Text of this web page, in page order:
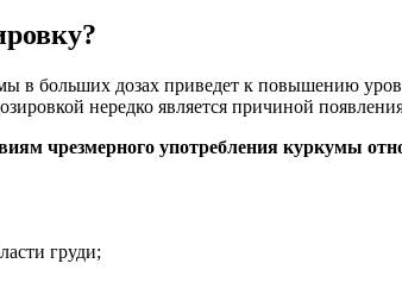
в больших дозах приведет к повышению
нередко является причиной
чрезмерного употребления куркумы
груди;